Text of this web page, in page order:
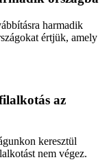
harmadik
értjük, amely
az
keresztül
nem végez.